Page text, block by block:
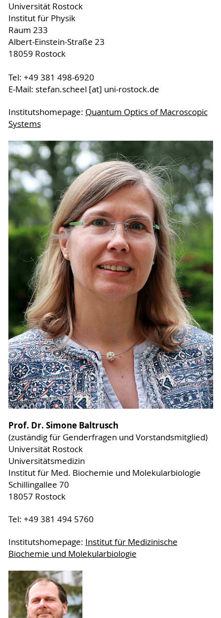
Universität Rostock
Institut für Physik
Raum 233
Albert-Einstein-Straße 23
18059 Rostock
Tel: +49 381 498-6920
E-Mail: stefan.scheel [at] uni-rostock.de
Institutshomepage: Quantum Optics of Macroscopic
Systems
Prof. Dr. Simone Baltrusch
(zuständig für Genderfragen und Vorstandsmitglied)
Universität Rostock
Universitätsmedizin
Institut für Med. Biochemie und Molekularbiologie
Schillingallee 70
18057 Rostock
Tel: +49 381 494 5760
Institutshomepage: Institut für Medizinische
Biochemie und Molekularbiologie